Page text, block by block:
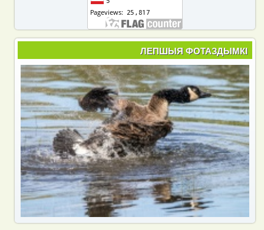
ЛЕПШЫЯ ФОТАЗДЫМКІ